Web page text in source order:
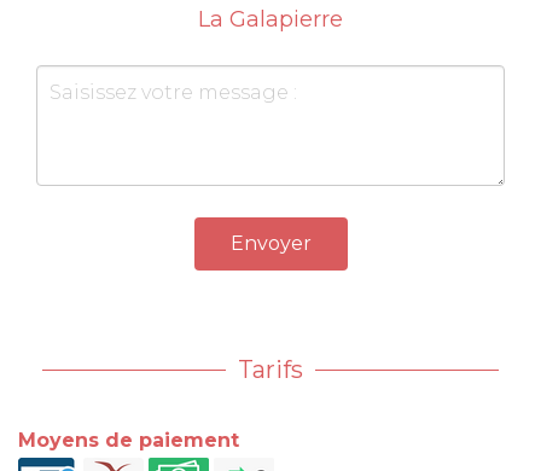
La Galapierre
Envoyer
Tarifs
Moyens de paiement